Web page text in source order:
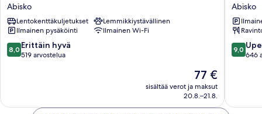
&
Activities
Abisko
Abisko
Lentokenttäkuljetukset
Lemmikkiystävällinen
Ilmainen pysäköinti
Ilmainen Wi-Fi
8.0
kautta
arvostelua
8,0 Erittäin hyvä
519 arvostelua
Hinta
77 €
77 €
sisältää verot ja maksut
20.8.–21.8.
STF
Abisko
Abisko
9.0
kautta
9,0
646